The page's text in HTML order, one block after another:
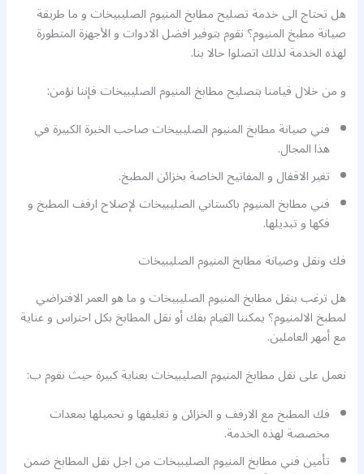
هل تحتاج الى خدمة تصليح مطابخ المنيوم الصليبيخات و ما طريقة
صيانة مطبخ المنيوم؟ نقوم بتوفير افضل الادوات و الأجهزة المتطورة
لهذه الخدمة لذلك اتصلوا حالا بنا.
و من خلال قيامنا بتصليح مطابخ المنيوم الصليبيخات فإننا نؤمن:
فني صيانة مطابخ المنيوم الصليبيخات صاحب الخبرة الكبيرة في
هذا المجال.
تغير الاقفال و المفاتيح الخاصة بخزائن المطبخ.
فني مطابخ المنيوم باكستاني الصليبيخات لإصلاح ارفف المطبخ و
فكها و تبديلها.
فك ونقل وصيانة مطابخ المنيوم الصليبيخات
هل ترغب بنقل مطابخ المنيوم الصليبيخات و ما هو العمر الافتراضي
لمطبخ الالمنيوم؟ يمكننا القيام بفك أو نقل المطابخ بكل احتراس و عناية
مع أمهر العاملين.
نعمل على نقل مطابخ المنيوم الصليبيخات بعناية كبيرة حيث نقوم ب:
فك المطبخ مع الارفف و الخزائن و تغليفها و تحميلها بمعدات
مخصصة لهذه الخدمة.
تأمين فني مطابخ المنيوم الصليبيخات من اجل نقل المطابخ ضمن